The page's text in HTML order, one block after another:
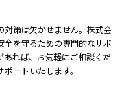
対策は欠かせません。株式会
全を守るための専門的なサポ
あれば、お気軽にご相談くだ
ートいたします。